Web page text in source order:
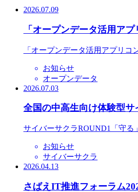
2026.07.09
「オープンデータ活用ア
「オープンデータ活用アプリコ
お知らせ
オープンデータ
2026.07.03
全国の中高生向け体験型
サイバーサクラROUND1「守る
お知らせ
サイバーサクラ
2026.04.13
さばえIT推進フォーラム